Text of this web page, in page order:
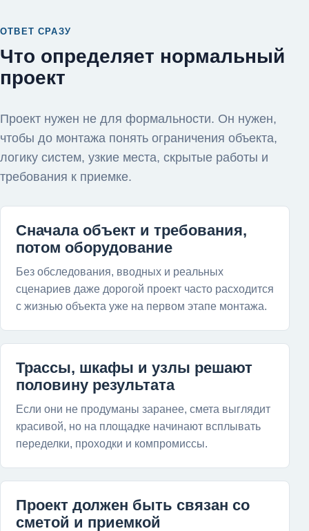
ОТВЕТ СРАЗУ
Что определяет нормальный
проект
Проект нужен не для формальности. Он нужен,
чтобы до монтажа понять ограничения объекта,
логику систем, узкие места, скрытые работы и
требования к приемке.
Сначала объект и требования,
потом оборудование
Без обследования, вводных и реальных
сценариев даже дорогой проект часто расходится
с жизнью объекта уже на первом этапе монтажа.
Трассы, шкафы и узлы решают
половину результата
Если они не продуманы заранее, смета выглядит
красивой, но на площадке начинают всплывать
переделки, проходки и компромиссы.
Проект должен быть связан со
сметой и приемкой